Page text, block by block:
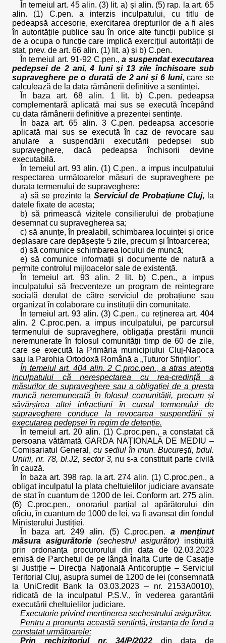
În temeiul art. 45 alin. (3) lit. a) și alin. (5) rap. la art. 65
alin. (1) C.pen. a interzis inculpatului, cu titlu de
pedeapsă accesorie, exercitarea drepturilor de a fi ales
în autoritățile publice sau în orice alte funcții publice și
de a ocupa o funcție care implică exercițiul autorității de
stat, prev. de art. 66 alin. (1) lit. a) și b) C.pen.
În temeiul art. 91-92 C.pen.,a suspendat executarea
pedepsei de 2 ani, 4 luni și 13 zile închisoare sub
supraveghere pe o durată de 2 ani și 6 luni, care se
calculează de la data rămânerii definitive a sentinței.
În baza art. 68 alin. 1 lit. b) C.pen. pedeapsa
complementară aplicată mai sus se execută începând
cu data rămânerii definitive a prezentei sentințe.
În baza art. 65 alin. 3 C.pen. pedeapsa accesorie
aplicată mai sus se execută în caz de revocare sau
anulare a suspendării executării pedepsei sub
supraveghere, dacă pedeapsa închisorii devine
executabilă.
În temeiul art. 93 alin. (1) C.pen., a impus inculpatului
respectarea următoarelor măsuri de supraveghere pe
durata termenului de supraveghere:
a) să se prezinte la Serviciul de Probațiune Cluj, la
datele fixate de acesta;
b) să primească vizitele consilierului de probațiune
desemnat cu supravegherea sa;
c) să anunțe, în prealabil, schimbarea locuinței și orice
deplasare care depășește 5 zile, precum și întoarcerea;
d) să comunice schimbarea locului de muncă;
e) să comunice informații și documente de natură a
permite controlul mijloacelor sale de existență.
În temeiul art. 93 alin. 2 lit. b) C.pen., a impus
inculpatului să frecventeze un program de reintegrare
socială derulat de către serviciul de probațiune sau
organizat în colaborare cu instituții din comunitate.
În temeiul art. 93 alin. (3) C.pen., cu reținerea art. 404
alin. 2 C.proc.pen. a impus inculpatului, pe parcursul
termenului de supraveghere, obligația prestării muncii
neremunerate în folosul comunității timp de 60 de zile,
care se execută la Primăria municipiului Cluj-Napoca
sau la Parohia Ortodoxă Română a „Tuturor Sfinților”.
În temeiul art. 404 alin. 2 C.proc.pen., a atras atenția
inculpatului că nerespectarea cu rea-credință a
măsurilor de supraveghere sau a obligației de a presta
muncă neremunerată în folosul comunității, precum și
săvârșirea altei infracțiuni în cursul termenului de
supraveghere conduce la revocarea suspendării și
executarea pedepsei în regim de detenție.
În temeiul art. 20 alin. (1) C.proc.pen., a constatat că
persoana vătămată GARDA NAȚIONALĂ DE MEDIU –
Comisariatul General, cu sediul în mun. București, bdul.
Unirii, nr. 78, bl.J2, sector 3, nu s-a constituit parte civilă
în cauză.
În baza art. 398 rap. la art. 274 alin. (1) C.proc.pen., a
obligat inculpatul la plata cheltuielilor judiciare avansate
de stat în cuantum de 1200 de lei. Conform art. 275 alin.
(6) C.proc.pen., onorariul parțial al apărătorului din
oficiu, în cuantum de 1000 de lei, va fi avansat din fondul
Ministerului Justiției.
În baza art. 249 alin. (5) C.proc.pen. a menținut
măsura asigurătorie(sechestrul asigurător) instituită
prin ordonanța procurorului din data de 02.03.2023
emisă de Parchetul de pe lângă Înalta Curte de Casație
și Justiție – Direcția Națională Anticorupție – Serviciul
Teritorial Cluj, asupra sumei de 1200 de lei (consemnată
la UniCredit Bank la 03.03.2023 – nr. 2153A0010),
ridicată de la inculpatul P.S.V., în vederea garantării
executării cheltuielilor judiciare.
Executorie privind menținerea sechestrului asigurător.
Pentru a pronunța această sentință, instanța de fond a
constatat următoarele:
Prin rechizitoriul nr. 34/P/2022 din data de